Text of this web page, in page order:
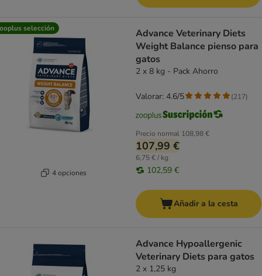
selección
4 opciones
Advance Veterinary Diets
Weight Balance pienso para
gatos
2 x 8 kg - Pack Ahorro
Precio normal 108,98 €
107,99 €
6,75 € / kg
102,59 €
Valorar: 4.6/5 (217)
Añadir a la cesta
Advance Hypoallergenic
Veterinary Diets para gatos
2 x 1,25 kg